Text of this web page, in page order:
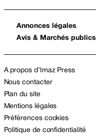
Annonces légales
Avis & Marchés publics
A propos d’Imaz Press
Nous contacter
Plan du site
Mentions légales
Préférences cookies
Politique de confidentialité